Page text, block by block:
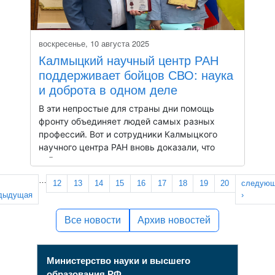
Почему автор рискнул отправиться в
неизведанное?
Какие тайны степей он записал, но не
решился обнародовать?
И как эта рукопись сохранилась до наших
дней?
Не пропустите новый выпуск «Страницы
времён» – погружение в прошлое, которое
изменит ваш взгляд на историю!
воскресенье, 10 августа 2025
Калмыцкий научный центр РАН
поддерживает бойцов СВО: наука
и доброта в одном деле
В эти непростые для страны дни помощь
фронту объединяет людей самых разных
профессий. Вот и сотрудники Калмыцкого
научного центра РАН вновь доказали, что
учёные могут не только совершать открытия,
но и делать важные дела здесь и сейчас.
связалась с благотворителем, который
передал для бойцов на передовой крупную
партию тактического снаряжения на сумму
более двух с половиной миллионов рублей.
Однако доставить груз на фронт — задача не
Страницы
12 13 14 15 16 17 18 19 20
›
Все новости Архив новостей
Министерство науки и высшего